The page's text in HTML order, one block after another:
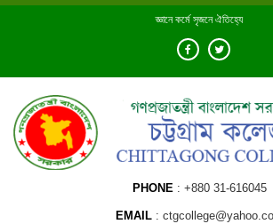
Skip
জ্ঞানে কর্মে সৃজনে ঐতিহ্যে
PHONE +880 31-616045
EMAIL